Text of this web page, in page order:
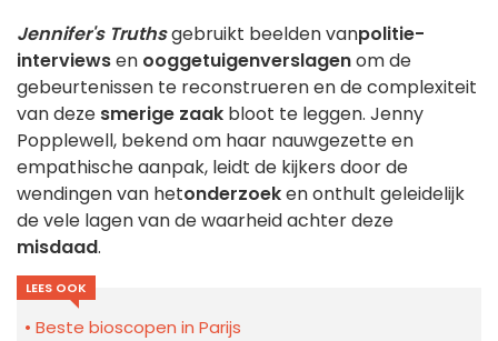
Jennifer's Truthsgebruikt beelden vanpolitie-
interviewsen ooggetuigenverslagenom de
gebeurtenissen te reconstrueren en de complexiteit
van deze smerige zaak bloot te leggen. Jenny
Popplewell, bekend om haar nauwgezette en
empathische aanpak, leidt de kijkers door de
wendingen van hetonderzoeken onthult geleidelijk
de vele lagen van de waarheid achter deze
misdaad.
LEES OOK
Beste bioscopen in Parijs